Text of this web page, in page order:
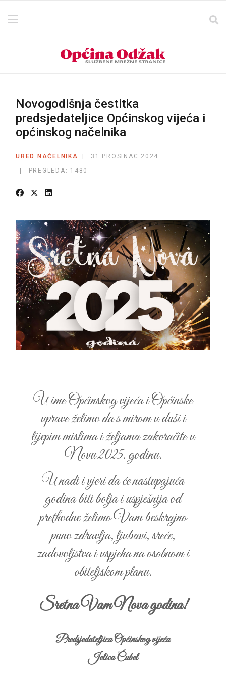
Novogodišnja čestitka
predsjedateljice Općinskog vijeća i
općinskog načelnika
URED NAČELNIKA
31 PROSINAC 2024
PREGLEDA: 1480
U ime Općinskog vijeća i Općinske
uprave želimo da s mirom u duši i
lijepim mislima i željama zakoračite u
Novu 2025. godinu.
U nadi i vjeri da će nastupajuća
godina biti bolja i uspješnija od
prethodne želimo Vam beskrajno
puno zdravlja, ljubavi, sreće,
zadovoljstva i uspjeha na osobnom i
obiteljskom planu.
Sretna Vam Nova godina!
Predsjedateljica Općinskog vijeća
Jelica Ćubel